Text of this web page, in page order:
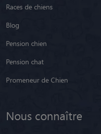
Races de chiens
Blog
Pension chien
Pension chat
Promeneur de Chien
Nous connaître